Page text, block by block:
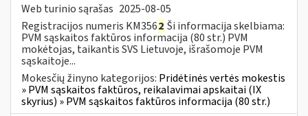
Web turinio sąrašas 2025-08-05
Registracijos numeris KM3562 Ši informacija skelbiama:
PVM sąskaitos faktūros informacija (80 str.) PVM
mokėtojas, taikantis SVS Lietuvoje, išrašomoje PVM
sąskaitoje...
Mokesčių žinyno kategorijos: Pridėtinės vertės mokestis
» PVM sąskaitos faktūros, reikalavimai apskaitai (IX
skyrius) » PVM sąskaitos faktūros informacija (80 str.)